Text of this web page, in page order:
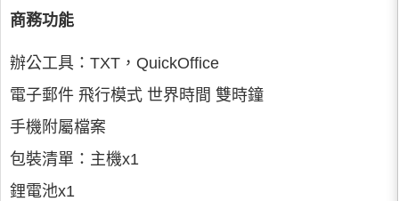
商務功能
辦公工具：TXT，QuickOffice
電子郵件 飛行模式 世界時間 雙時鐘
手機附屬檔案
包裝清單：主機x1
鋰電池x1